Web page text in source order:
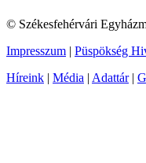
© Székesfehérvári
Impresszum | Püspökség
Híreink | Média | Adattár|